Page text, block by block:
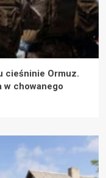
cieśninie Ormuz.
chowanego